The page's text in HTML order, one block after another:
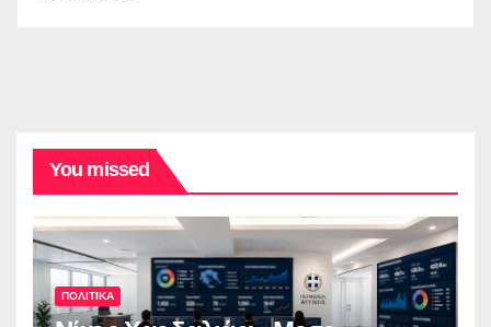
You missed
ΠΟΛΙΤΙΚΑ